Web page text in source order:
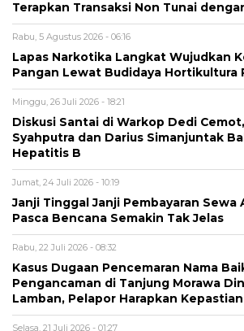
Terapkan Transaksi Non Tunai
Rabu, 5 Agustus 2026 - 06:16
Lapas Narkotika Langkat Wujudkan
Pangan Lewat Budidaya Hortikultura
Minggu, 26 Juli 2026 - 18:21
Diskusi Santai di Warkop Dedi
Syahputra dan Darius Simanjuntak
Hepatitis B
Jumat, 24 Juli 2026 - 10:19
Janji Tinggal Janji Pembayaran Sewa
Pasca Bencana Semakin Tak Jelas
Rabu, 22 Juli 2026 - 08:32
Kasus Dugaan Pencemaran Nama
Pengancaman di Tanjung Morawa
Lamban, Pelapor Harapkan
Selasa, 21 Juli 2026 - 01:27